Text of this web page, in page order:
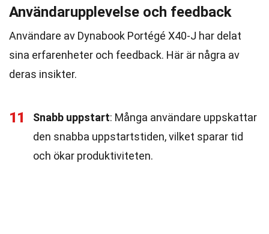
Användarupplevelse och feedback
Användare av Dynabook Portégé X40-J har delat
sina erfarenheter och feedback. Här är några av
deras insikter.
11 Snabb uppstart: Många användare uppskattar
den snabba uppstartstiden, vilket sparar tid
och ökar produktiviteten.